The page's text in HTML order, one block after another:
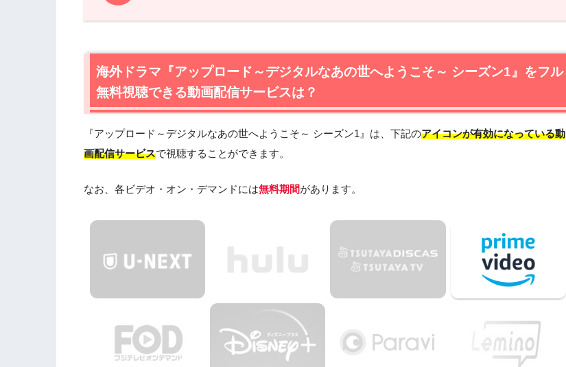
1.海外ドラマ『アップロード～デジタルなあの世へようこそ～ シーズン1』をフル無料視聴でき
ン1』のフル動画が無料視聴できる！
2.海外ドラマ『アップロード～デジタルなあの世へようこそ～ シーズン1』作品情報
2.1海外ドラマ『アップロード～デジタルなあの世へようこそ～ シーズン1』感想・口コミ
2.2海外ドラマ『アップロード～デジタルなあの世へようこそ～ シーズン1』キャスト・登場人物
2.4『アップロード～デジタルなあの世へようこそ～ シーズン1』は日本語吹替版も楽しめる
3.1 第1話あらすじ
第3話あらすじ
3.5第5話あらすじ
3.6第6話あらすじ
海外ドラマ『アップロード～デジタルなあの世へようこそ～ シーズン1』をフル
無料視聴できる動画配信サービスは？
『アップロード～デジタルなあの世へようこそ～ シーズン1』は、下記のアイコンが有効になっている動
画配信サービスで視聴することができます。
なお、各ビデオ・オン・デマンドには無料期間があります。